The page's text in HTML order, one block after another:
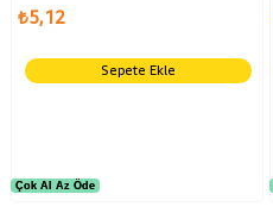
₺5,12
Sepete Ekle
Çok Al Az Öde
Çok Al Az Öde